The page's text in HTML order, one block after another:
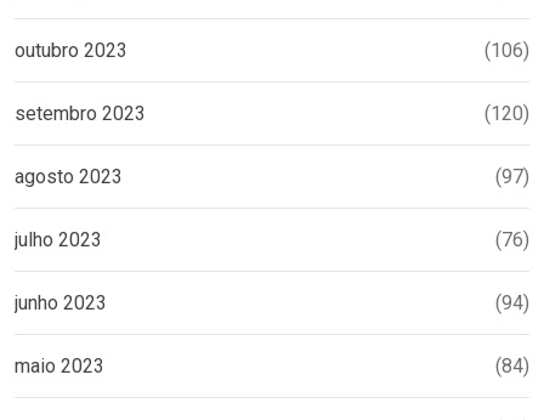
outubro 2023 (106)
setembro 2023 (120)
agosto 2023 (97)
julho 2023 (76)
junho 2023 (94)
maio 2023 (84)